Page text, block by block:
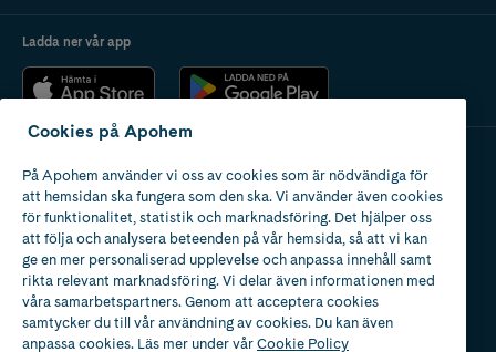
Ladda ner vår app
Apotek med tillstånd
av Läkemedelsverket
Cookies på Apohem
På Apohem använder vi oss av cookies som är nödvändiga för
att hemsidan ska fungera som den ska. Vi använder även cookies
för funktionalitet, statistik och marknadsföring. Det hjälper oss
att följa och analysera beteenden på vår hemsida, så att vi kan
ge en mer personaliserad upplevelse och anpassa innehåll samt
rikta relevant marknadsföring. Vi delar även informationen med
våra samarbetspartners. Genom att acceptera cookies
samtycker du till vår användning av cookies. Du kan även
anpassa cookies. Läs mer under vårCookie Policy